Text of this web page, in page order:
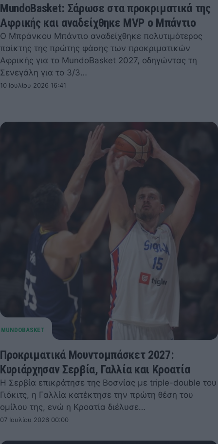
MundoBasket: Σάρωσε στα προκριματικά της
Αφρικής και αναδείχθηκε MVP ο Μπάντιο
Ο Μπράνκου Μπάντιο αναδείχθηκε πολυτιμότερος
παίκτης της πρώτης φάσης των προκριματικών
Αφρικής για το MundoBasket 2027, οδηγώντας τη
Σενεγάλη για το 3/3…
10 Ιουλίου 2026 16:41
Προκριματικά Μουντομπάσκετ 2027:
Κυριάρχησαν Σερβία, Γαλλία και Κροατία
Η Σερβία επικράτησε της Βοσνίας με triple-double του
Γιόκιτς, η Γαλλία κατέκτησε την πρώτη θέση του
ομίλου της, ενώ η Κροατία διέλυσε…
07 Ιουλίου 2026 00:00